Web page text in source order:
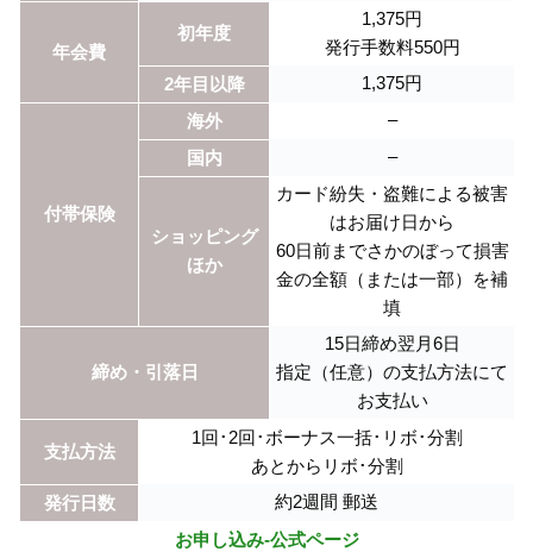
年会費
初年度
1,375円
発行手数料550円
2年目以降
1,375円
付帯保険
海外
–
国内
–
ショッピング
ほか
カード紛失・盗難による被害
はお届け日から
60日前までさかのぼって損害
金の全額（または一部）を補
填
締め・引落日
15日締め翌月6日
指定（任意）の支払方法にて
お支払い
支払方法
1回･2回･ボーナス一括･リボ･分割
あとからリボ･分割
発行日数
約2週間 郵送
お申し込み-公式ページ